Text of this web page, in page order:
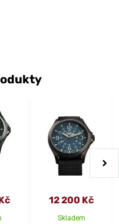
12 200 Kč
Skladem